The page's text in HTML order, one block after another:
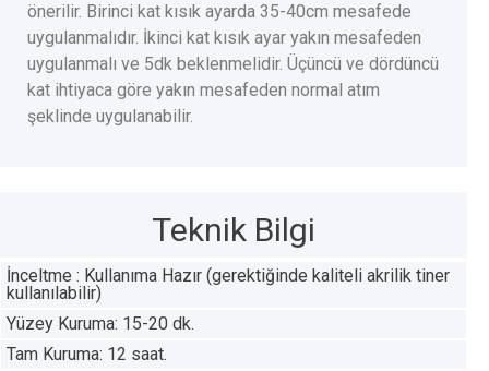
önerilir. Birinci kat kısık ayarda 35-40cm mesafede
uygulanmalıdır. İkinci kat kısık ayar yakın mesafeden
uygulanmalı ve 5dk beklenmelidir. Üçüncü ve dördüncü
kat ihtiyaca göre yakın mesafeden normal atım
şeklinde uygulanabilir.
Teknik Bilgi
İnceltme : Kullanıma Hazır (gerektiğinde kaliteli akrilik tiner
kullanılabilir)
Yüzey Kuruma: 15-20 dk.
Tam Kuruma: 12 saat.